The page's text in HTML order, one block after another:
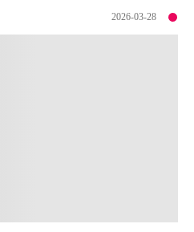
2026-03-28